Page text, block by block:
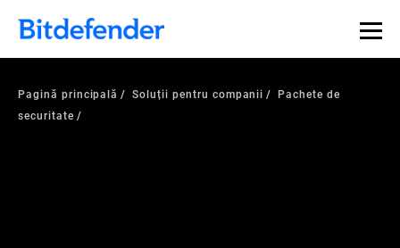
Pagină principală Soluții pentru companii
Pachete de
securitate